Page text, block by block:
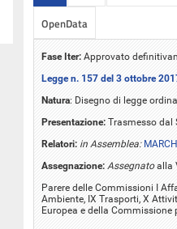
OpenData
Fase Iter: Approvato
Legge n. 157 del 3 ottobre
Natura: Disegno di legge
Presentazione: Trasmesso dal
Relatori: in Assemblea:
Assegnazione: Assegnatoalla
Parere delle Commissioni I
Ambiente, IX Trasporti, X
Europea e della